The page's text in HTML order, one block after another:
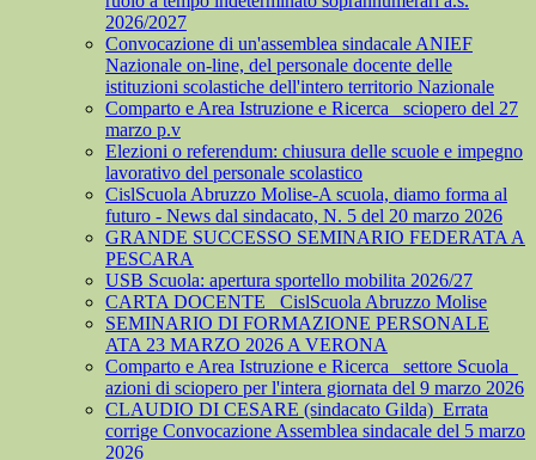
2026/2027
Convocazione di un'assemblea sindacale ANIEF
Nazionale on-line, del personale docente delle
istituzioni scolastiche dell'intero territorio Nazionale
Comparto e Area Istruzione e Ricerca_ sciopero del 27
marzo p.v
Elezioni o referendum: chiusura delle scuole e impegno
lavorativo del personale scolastico
CislScuola Abruzzo Molise-A scuola, diamo forma al
futuro - News dal sindacato, N. 5 del 20 marzo 2026
GRANDE SUCCESSO SEMINARIO FEDERATA A
PESCARA
USB Scuola: apertura sportello mobilita 2026/27
CARTA DOCENTE_ CislScuola Abruzzo Molise
SEMINARIO DI FORMAZIONE PERSONALE
ATA 23 MARZO 2026 A VERONA
Comparto e Area Istruzione e Ricerca_ settore Scuola_
azioni di sciopero per l'intera giornata del 9 marzo 2026
CLAUDIO DI CESARE (sindacato Gilda)_Errata
corrige Convocazione Assemblea sindacale del 5 marzo
2026